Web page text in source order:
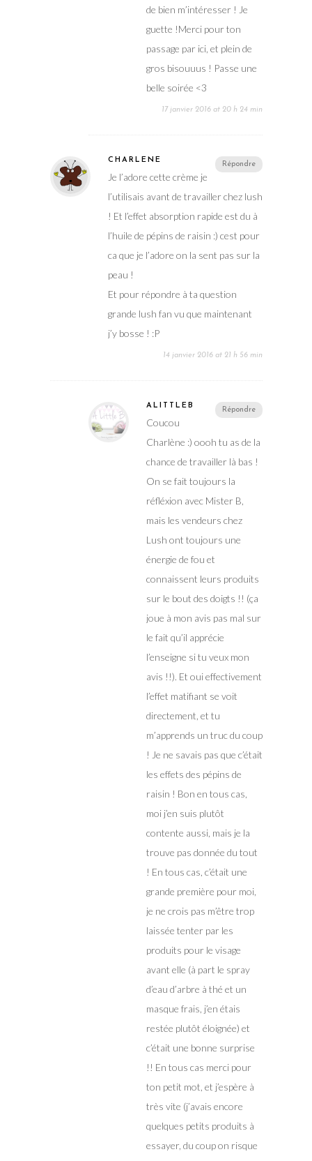
de bien m’intéresser ! Je
guette !Merci pour ton
passage par ici, et plein de
gros bisouuus ! Passe une
belle soirée <3
17 janvier 2016 at 20 h 24 min
Répondre
CHARLÈNE
Je l’adore cette crème je
l’utilisais avant de travailler chez lush
! Et l’effet absorption rapide est du à
l’huile de pépins de raisin :) cest pour
ca que je l’adore on la sent pas sur la
peau !
Et pour répondre à ta question
grande lush fan vu que maintenant
j’y bosse ! :P
14 janvier 2016 at 21 h 56 min
Répondre
ALITTLEB
Coucou
Charlène :) oooh tu as de la
chance de travailler là bas !
On se fait toujours la
réfléxion avec Mister B,
mais les vendeurs chez
Lush ont toujours une
énergie de fou et
connaissent leurs produits
sur le bout des doigts !! (ça
joue à mon avis pas mal sur
le fait qu’il apprécie
l’enseigne si tu veux mon
avis !!). Et oui effectivement
l’effet matifiant se voit
directement, et tu
m’apprends un truc du coup
! Je ne savais pas que c’était
les effets des pépins de
raisin ! Bon en tous cas,
moi j’en suis plutôt
contente aussi, mais je la
trouve pas donnée du tout
! En tous cas, c’était une
grande première pour moi,
je ne crois pas m’être trop
laissée tenter par les
produits pour le visage
avant elle (à part le spray
d’eau d’arbre à thé et un
masque frais, j’en étais
restée plutôt éloignée) et
c’était une bonne surprise
!! En tous cas merci pour
ton petit mot, et j’espère à
très vite (j’avais encore
quelques petits produits à
essayer, du coup on risque